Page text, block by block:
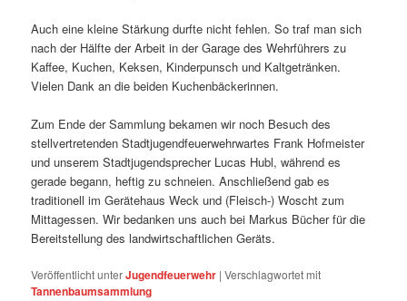
Auch eine kleine Stärkung durfte nicht fehlen. So traf man sich
nach der Hälfte der Arbeit in der Garage des Wehrführers zu
Kaffee, Kuchen, Keksen, Kinderpunsch und Kaltgetränken.
Vielen Dank an die beiden Kuchenbäckerinnen.
Zum Ende der Sammlung bekamen wir noch Besuch des
stellvertretenden Stadtjugendfeuerwehrwartes Frank Hofmeister
und unserem Stadtjugendsprecher Lucas Hubl, während es
gerade begann, heftig zu schneien. Anschließend gab es
traditionell im Gerätehaus Weck und (Fleisch-) Woscht zum
Mittagessen. Wir bedanken uns auch bei Markus Bücher für die
Bereitstellung des landwirtschaftlichen Geräts.
Veröffentlicht unterJugendfeuerwehr |Verschlagwortet mit
Tannenbaumsammlung